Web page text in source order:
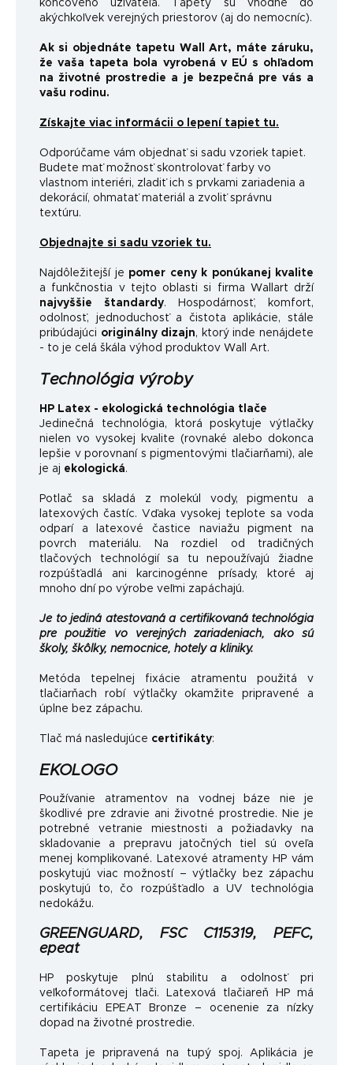
koncového užívateľa. Tapety sú vhodné do
akýchkoľvek verejných priestorov (aj do nemocníc).
Ak si objednáte tapetu Wall Art, máte záruku,
že vaša tapeta bola vyrobená v EÚ s ohľadom
na životné prostredie a je bezpečná pre vás a
vašu rodinu.
Získajte viac informácii o lepení tapiet tu.
Odporúčame vám objednať si sadu vzoriek tapiet.
Budete mať možnosť skontrolovať farby vo
vlastnom interiéri, zladiť ich s prvkami zariadenia a
dekorácií, ohmatať materiál a zvoliť správnu
textúru.
Objednajte si sadu vzoriek tu.
Najdôležitejší je pomer ceny k ponúkanej kvalite
a funkčnostia v tejto oblasti si firma Wallart drží
najvyššie štandardy. Hospodárnosť, komfort,
odolnosť, jednoduchosť a čistota aplikácie, stále
pribúdajúci originálny dizajn, ktorý inde nenájdete
- to je celá škála výhod produktov Wall Art.
Technológia výroby
HP Latex - ekologická technológia tlače
Jedinečná technológia, ktorá poskytuje výtlačky
nielen vo vysokej kvalite (rovnaké alebo dokonca
lepšie v porovnaní s pigmentovými tlačiarňami), ale
je aj ekologická.
Potlač sa skladá z molekúl vody, pigmentu a
latexových častíc. Vďaka vysokej teplote sa voda
odparí a latexové častice naviažu pigment na
povrch materiálu. Na rozdiel od tradičných
tlačových technológií sa tu nepoužívajú žiadne
rozpúšťadlá ani karcinogénne prísady, ktoré aj
mnoho dní po výrobe veľmi zapáchajú.
Je to jediná atestovaná a certifikovaná technológia
pre použitie vo verejných zariadeniach, ako sú
školy, škôlky, nemocnice, hotely a kliniky.
Metóda tepelnej fixácie atramentu použitá v
tlačiarňach robí výtlačky okamžite pripravené a
úplne bez zápachu.
Tlač má nasledujúce certifikáty:
EKOLOGO
Používanie atramentov na vodnej báze nie je
škodlivé pre zdravie ani životné prostredie. Nie je
potrebné vetranie miestnosti a požiadavky na
skladovanie a prepravu jatočných tiel sú oveľa
menej komplikované. Latexové atramenty HP vám
poskytujú viac možností – výtlačky bez zápachu
poskytujú to, čo rozpúšťadlo a UV technológia
nedokážu.
GREENGUARD, FSC C115319, PEFC,
epeat
HP poskytuje plnú stabilitu a odolnosť pri
veľkoformátovej tlači. Latexová tlačiareň HP má
certifikáciu EPEAT Bronze – ocenenie za nízky
dopad na životné prostredie.
Tapeta je pripravená na tupý spoj. Aplikácia je